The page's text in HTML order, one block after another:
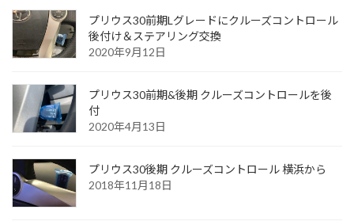
プリウス30前期Lグレードにクルーズコントロール
後付け＆ステアリング交換
2020年9月12日
プリウス30前期&後期 クルーズコントロールを後
付
2020年4月13日
プリウス30後期 クルーズコントロール 横浜から
2018年11月18日